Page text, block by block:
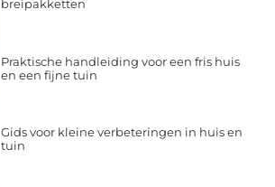
breipakketten
Praktische handleiding voor een fris huis
en een fijne tuin
Gids voor kleine verbeteringen in huis en
tuin